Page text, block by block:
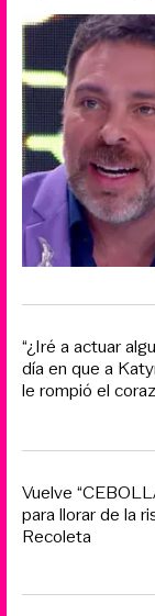
“¿Iré a actuar
día en que a
le rompió el
Vuelve
para llorar de la
Recoleta